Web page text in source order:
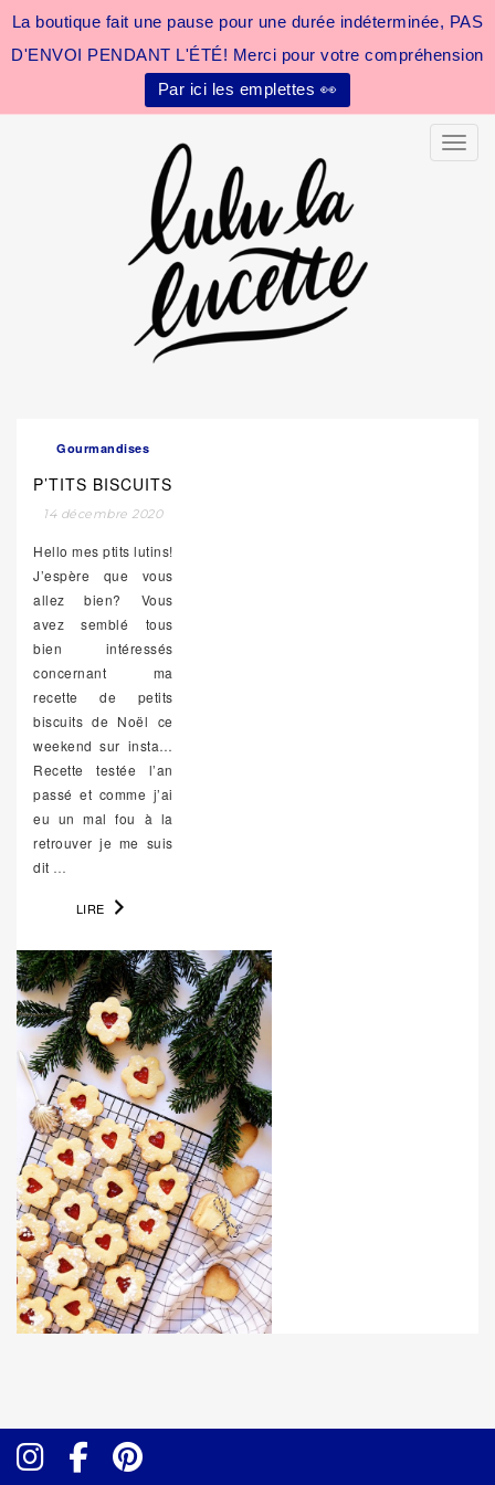
La boutique fait une pause pour une durée indéterminée, PAS
D'ENVOI PENDANT L'ÉTÉ! Merci pour votre compréhension
Par ici les emplettes 👀
Gourmandises
P’TITS BISCUITS
14 décembre 2020
Hello mes ptits lutins!
J’espère que vous
allez bien? Vous
avez semblé tous
bien intéressés
concernant ma
recette de petits
biscuits de Noël ce
weekend sur insta…
Recette testée l’an
passé et comme j’ai
eu un mal fou à la
retrouver je me suis
dit …
LIRE